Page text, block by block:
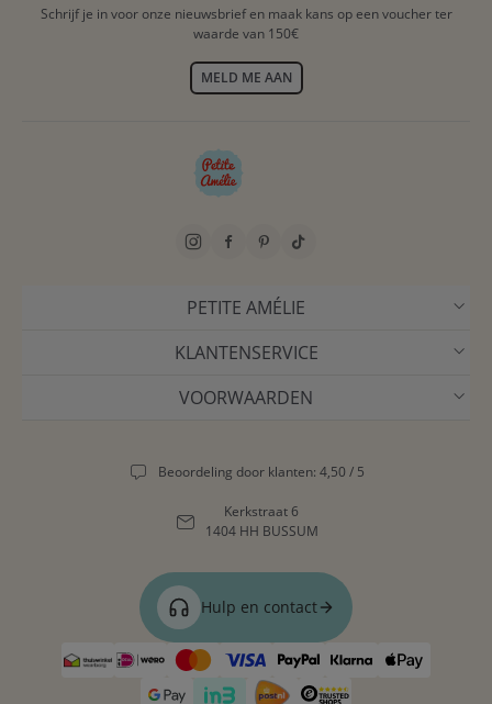
Schrijf je in voor onze nieuwsbrief en maak kans op een voucher ter
waarde van 150€
MELD ME AAN
PETITE AMÉLIE
KLANTENSERVICE
VOORWAARDEN
Beoordeling door klanten: 4,50 / 5
Kerkstraat 6
1404 HH BUSSUM
Hulp en contact